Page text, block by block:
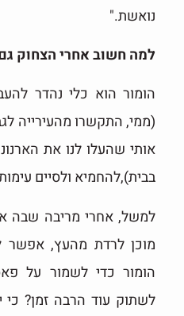
נואשת."
למה חשוב אחרי הצחוק
הומור הוא כלי נהדר
(ממי, התקשרו מהעירייה
אותי שהעלו לנו את
בבית),להחמיא ולסיים
למשל, אחרי מריבה שבה
מוכן לרדת מהעץ, אפשר
הומור כדי לשמור על
לשתוק עוד הרבה זמן? כי